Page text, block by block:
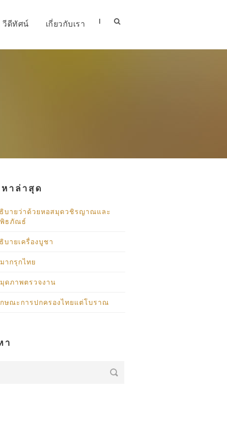
วีดีทัศน์ เกี่ยวกับเรา |
หาล่าสุด
บายว่าด้วยหอสมุดวชิรญาณและ
ธภัณธ์
บายเครื่องบูชา
ากรุกไทย
ดภาพตรวจงาน
ษณะการปกครองไทยแต่โบราณ
า